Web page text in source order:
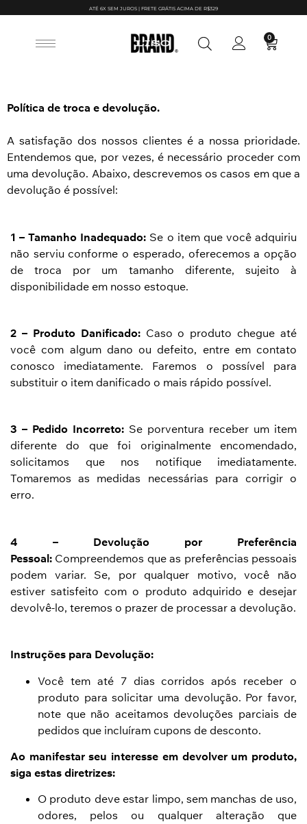
ATÉ 6X SEM JUROS | FRETE GRÁTIS ACIMA DE R$329
0
Política de troca e devolução.
A satisfação dos nossos clientes é a nossa prioridade.
Entendemos que, por vezes, é necessário proceder com
uma devolução. Abaixo, descrevemos os casos em que a
devolução é possível:
1 – Tamanho Inadequado: Se o item que você adquiriu
não serviu conforme o esperado, oferecemos a opção
de troca por um tamanho diferente, sujeito à
disponibilidade em nosso estoque.
2 – Produto Danificado:Caso o produto chegue até
você com algum dano ou defeito, entre em contato
conosco imediatamente. Faremos o possível para
substituir o item danificado o mais rápido possível.
3 – Pedido Incorreto: Se porventura receber um item
diferente do que foi originalmente encomendado,
solicitamos que nos notifique imediatamente.
Tomaremos as medidas necessárias para corrigir o
erro.
4 – Devolução por Preferência
Pessoal: Compreendemos que as preferências pessoais
podem variar. Se, por qualquer motivo, você não
estiver satisfeito com o produto adquirido e desejar
devolvê-lo, teremos o prazer de processar a devolução.
Instruções para Devolução:
Você tem até 7 dias corridos após receber o
produto para solicitar uma devolução. Por favor,
note que não aceitamos devoluções parciais de
pedidos que incluíram cupons de desconto.
Ao manifestar seu interesse em devolver um produto,
siga estas diretrizes:
O produto deve estar limpo, sem manchas de uso,
odores, pelos ou qualquer alteração que